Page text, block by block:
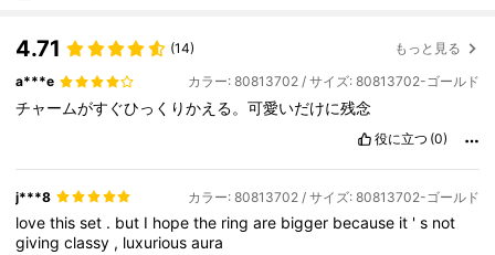
4.71 (14) もっと見る
a***e カラー: 80813702 / サイズ: 80813702-ゴールド
チャームがすぐひっくりかえる。可愛いだけに残念
役に立つ (0)
j***8 カラー: 80813702 / サイズ: 80813702-ゴールド
lovethisset . but I hopethe ringare bigger because it 's not
givingclassy , luxuriousaura